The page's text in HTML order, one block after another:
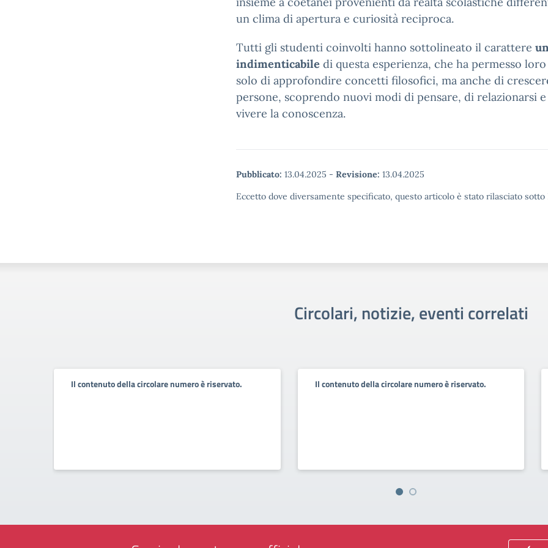
un clima di apertura e curiosità reciproca.
Tutti gli studenti coinvolti hanno sottolineato il carattere
indimenticabile di questa esperienza, che ha permesso
solo di approfondire concetti filosofici, ma anche di
persone, scoprendo nuovi modi di pensare, di relazionarsi
vivere la conoscenza.
Pubblicato: 13.04.2025 - Revisione: 13.04.2025
Eccetto dove diversamente specificato, questo articolo è stato rilasciato
Circolari, notizie, eventi correlati
Il contenuto della circolare numero è riservato. Il contenuto della circolare numero è riservato.